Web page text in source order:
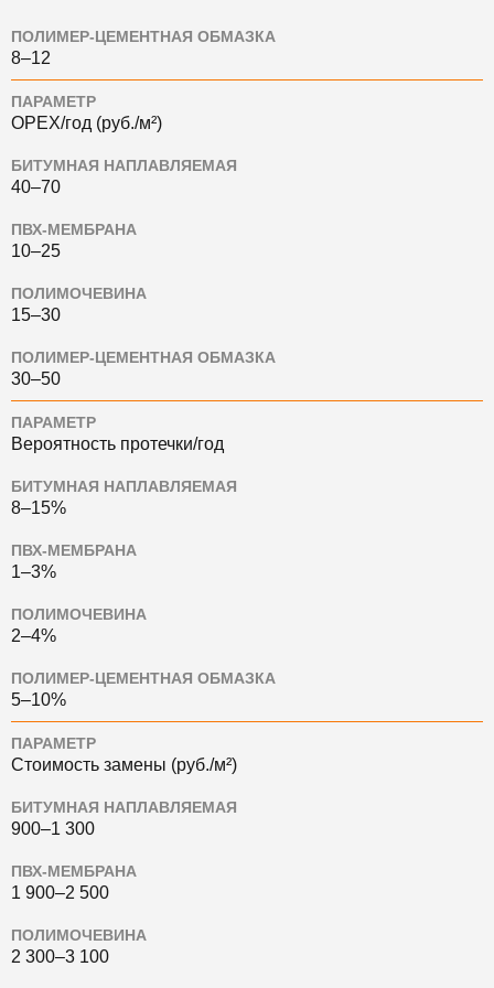
ПОЛИМЕР-ЦЕМЕНТНАЯ ОБМАЗКА
8–12
ПАРАМЕТР
OPEX/год (руб./м²)
БИТУМНАЯ НАПЛАВЛЯЕМАЯ
40–70
ПВХ-МЕМБРАНА
10–25
ПОЛИМОЧЕВИНА
15–30
ПОЛИМЕР-ЦЕМЕНТНАЯ ОБМАЗКА
30–50
ПАРАМЕТР
Вероятность протечки/год
БИТУМНАЯ НАПЛАВЛЯЕМАЯ
8–15%
ПВХ-МЕМБРАНА
1–3%
ПОЛИМОЧЕВИНА
2–4%
ПОЛИМЕР-ЦЕМЕНТНАЯ ОБМАЗКА
5–10%
ПАРАМЕТР
Стоимость замены (руб./м²)
БИТУМНАЯ НАПЛАВЛЯЕМАЯ
900–1 300
ПВХ-МЕМБРАНА
1 900–2 500
ПОЛИМОЧЕВИНА
2 300–3 100